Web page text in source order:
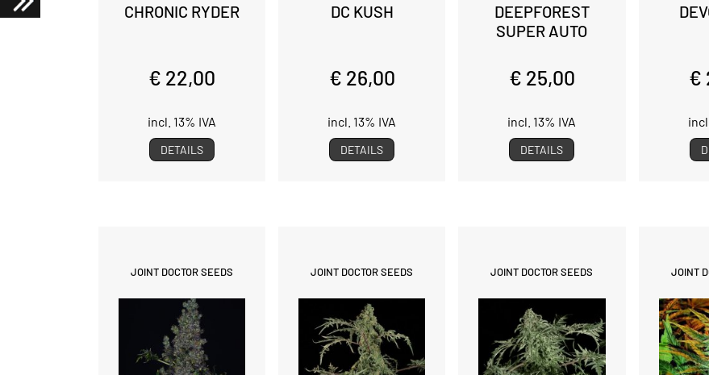
CHRONIC RYDER
€ 22,00
incl. 13% IVA
DETAILS
DC KUSH
€ 26,00
incl. 13% IVA
DETAILS
DEEPFOREST
SUPER AUTO
€ 25,00
incl. 13% IVA
DETAILS
€
JOINT DOCTOR SEEDS JOINT DOCTOR SEEDS JOINT DOCTOR SEEDS JOINT